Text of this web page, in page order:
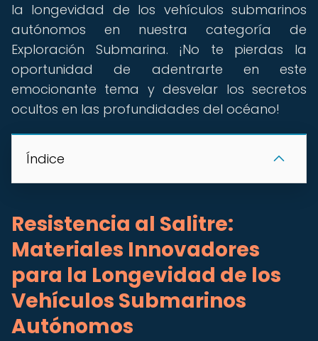
la longevidad de los vehículos submarinos
autónomos en nuestra categoría de
Exploración Submarina. ¡No te pierdas la
oportunidad de adentrarte en este
emocionante tema y desvelar los secretos
ocultos en las profundidades del océano!
Índice
Resistencia al Salitre:
Materiales Innovadores
para la Longevidad de los
Vehículos Submarinos
Autónomos